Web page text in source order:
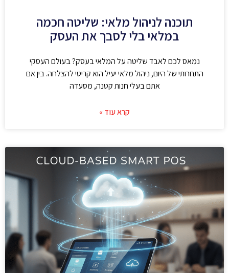
תוכנה לניהול מלאי: שליטה חכמה
במלאי בלי לסבך את העסק
נמאס לכם לאבד שליטה על המלאי בעסק? בעולם העסקי
התחרותי של היום, ניהול מלאי יעיל הוא קריטי להצלחה. בין אם
אתם בעלי חנות קטנה, מסעדה
קרא עוד »